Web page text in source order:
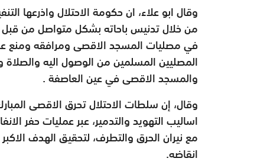
وقال ابو علاء، ان حكومة الاحتلال واذرعها
من خلال تدنيس باحاته بشكل متواصل من قبل
في مصليات المسجد الاقصى ومرافقه ومنع
المصليين المسلمين من الوصول اليه
والمسجد الاقصى في عين العاصفة .
وقال، إن سلطات الاحتلال تحرق الاقصى
اساليب التهويد والتدمير، عبر عمليات حفر
مع نيران الحرق والتطرف، لتحقيق الهدف
انقاضه.